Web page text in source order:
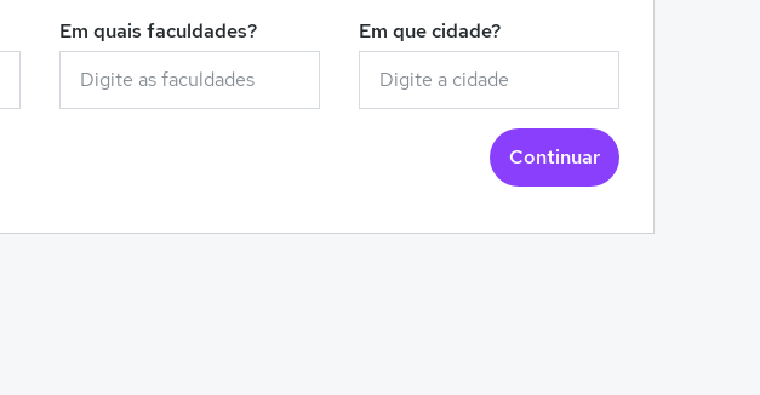
Em quais faculdades? Em que cidade?
Continuar